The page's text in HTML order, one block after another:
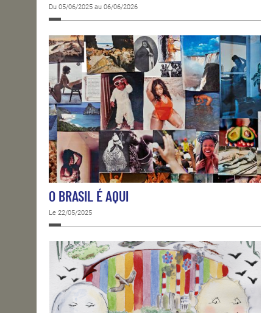
Du 05/06/2025 au 06/06/2026
O BRASIL É AQUI
Le 22/05/2025